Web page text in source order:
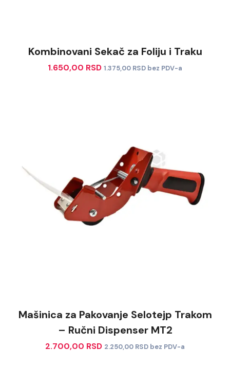
Kombinovani Sekač za Foliju i Traku
1.650,00 RSD 1.375,00 RSD bez PDV-a
Mašinica za Pakovanje Selotejp Trakom
– Ručni Dispenser MT2
2.700,00 RSD 2.250,00 RSD bez PDV-a